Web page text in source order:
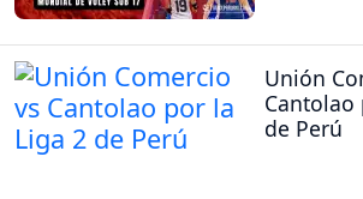
Unión
Cantolao
de Perú